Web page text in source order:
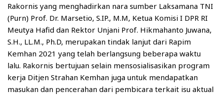
Rakornis yang menghadirkan nara sumber Laksamana TNI
(Purn) Prof. Dr. Marsetio, S.IP., M.M, Ketua Komisi I DPR RI
Meutya Hafid dan Rektor Unjani Prof. Hikmahanto Juwana,
S.H., LL.M., Ph.D, merupakan tindak lanjut dari Rapim
Kemhan 2021 yang telah berlangsung beberapa waktu
lalu. Rakornis bertujuan selain mensosialisasikan program
kerja Ditjen Strahan Kemhan juga untuk mendapatkan
masukan dan pencerahan dari pembicara terkait isu aktual